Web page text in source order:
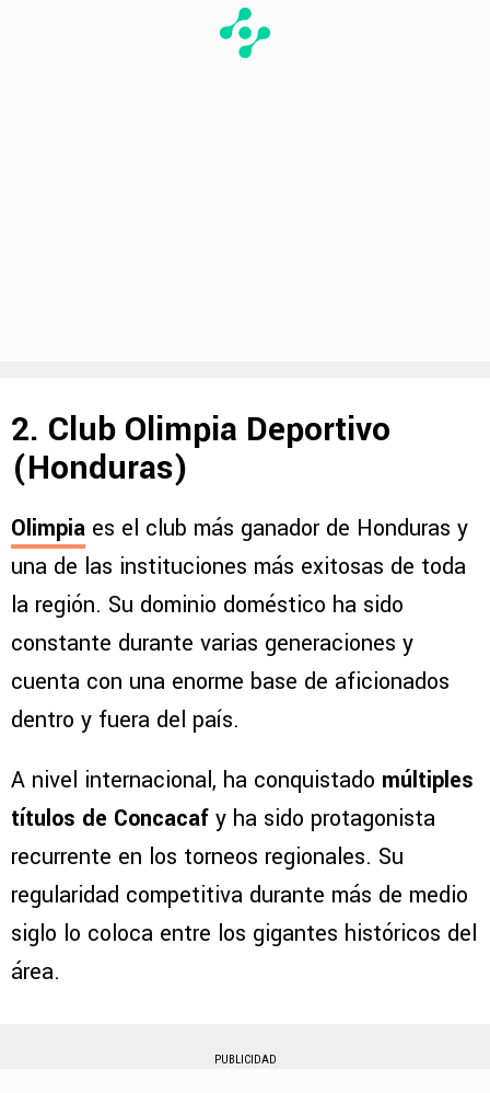
2. Club Olimpia Deportivo
(Honduras)
Olimpia es el club más ganador de Honduras y
una de las instituciones más exitosas de toda
la región. Su dominio doméstico ha sido
constante durante varias generaciones y
cuenta con una enorme base de aficionados
dentro y fuera del país.
A nivel internacional, ha conquistado múltiples
títulos de Concacaf y ha sido protagonista
recurrente en los torneos regionales. Su
regularidad competitiva durante más de medio
siglo lo coloca entre los gigantes históricos del
área.
PUBLICIDAD